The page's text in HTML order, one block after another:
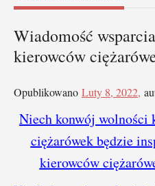
Wiadomość
kierowców
Opublikowano Luty 8, 2022,
Niech konwój wolności
ciężarówek będzie
kierowców